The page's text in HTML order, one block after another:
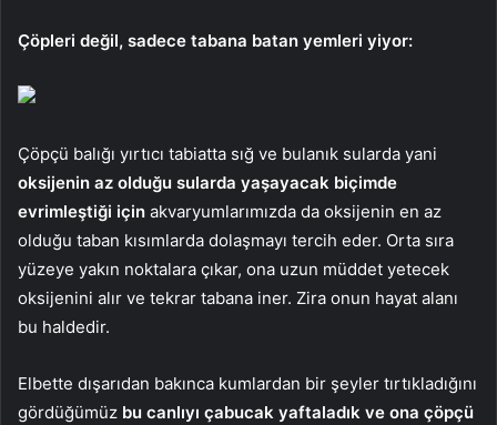
Çöpleri değil, sadece tabana batan yemleri yiyor:
Çöpçü balığı yırtıcı tabiatta sığ ve bulanık sularda yani
oksijenin az olduğu sularda yaşayacak biçimde
evrimleştiği için akvaryumlarımızda da oksijenin en az
olduğu taban kısımlarda dolaşmayı tercih eder. Orta sıra
yüzeye yakın noktalara çıkar, ona uzun müddet yetecek
oksijenini alır ve tekrar tabana iner. Zira onun hayat alanı
bu haldedir.
Elbette dışarıdan bakınca kumlardan bir şeyler tırtıkladığını
gördüğümüz bu canlıyı çabucak yaftaladık ve ona çöpçü